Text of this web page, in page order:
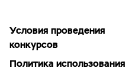
Условия проведения
конкурсов
Политика использования